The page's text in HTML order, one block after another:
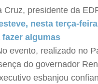
Cruz, presidente da
nesta terça-
algumas
evento, realizado no
do governador
esbanjou